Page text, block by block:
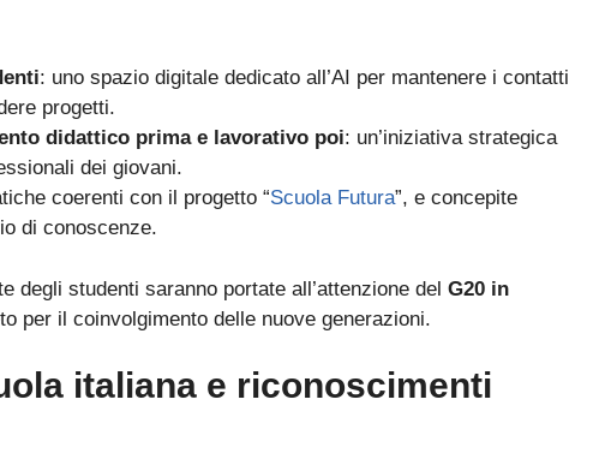
: uno spazio digitale dedicato all’AI per mantenere i contatti
progetti.
didattico prima e lavorativo poi: un’iniziativa strategica
dei giovani.
coerenti con il progetto “Scuola Futura”, e concepite
di conoscenze.
degli studenti saranno portate all’attenzione del G20 in
per il coinvolgimento delle nuove generazioni.
italiana e riconoscimenti